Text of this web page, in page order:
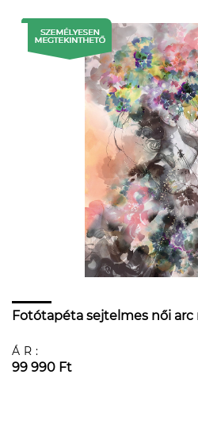
Fotótapéta sejtelmes női arc
ÁR:
99 990 Ft